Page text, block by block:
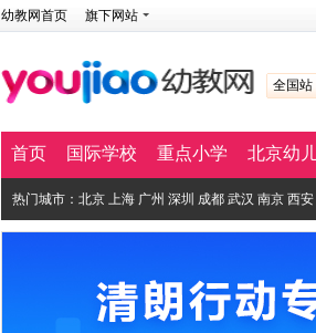
幼教网首页 旗下网站
全国站
首页 国际学校 重点小学 北京幼
热门城市： 北京 上海 广州 深圳 成都 武汉 南京 西安